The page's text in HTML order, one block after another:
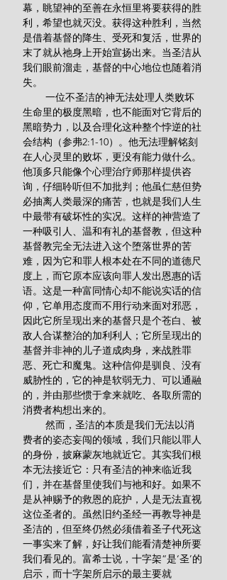
幕，眺望神的至善在永恒里将要获得的胜
利，希望也就灭没。获得这种胜利，当然
是借着基督的降生、受死和复活，世界的
末了就从祂身上开始宣扬出来。当圣洁从
我们眼前溜走，基督的中心地位也随着消
失。
生命里的极度黑暗，也不能面对它背后的
黑暗势力，以及合理化这种整个悖逆的社
会结构（参弗2:1-10）。他无法理解铭刻
在人心灵里的败坏，更没有能力做什么。
他顶多只能像个心理治疗师那样提供咨
询，仔细聆听但不加批判；他虽仁慈但势
必抽离人类最深的痛苦，也就是我们人生
中最带有破坏性的实况。这样的神营造了
一种吸引人、温和有礼的基督教，但这种
基督教完全无法进入这个堕落世界的苦
难，因为它和罪人根本处在不同的道德尺
度上，而它原本应该向罪人发出恩惠的话
语。这是一种富同情心却不能说实话的信
仰，它单用态度而不用行动来面对邪恶，
因此它所呈现出来的基督只是个苍白、被
敌人合谋整治的加利利人；它所呈现出的
基督并非神的儿子道成肉身，来战胜罪
恶、死亡和魔鬼。这种信仰是驯良、没有
威胁性的，它的神是软弱无力、可以通融
的，并由那些惯于拿来就吃、各取所需的
消费者构想出来的。
费者的姿态妄闯的领域，我们只能以罪人
的身份，披麻蒙灰地就近它。其实我们根
本无法接近它：只有圣洁的神来临近我
们，并在基督里使我们与祂和好。如果不
是从神赐予的救恩的庇护，人是无法直视
这位圣者的。虽然旧约圣经一再教导神是
圣洁的，但至终仍然必须借着圣子代死这
一事实来了解，好让我们能看清楚神所要
我们看见的。富希士说，十字架“是‘圣’的
启示，而十字架所启示的最主要就